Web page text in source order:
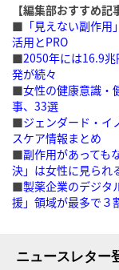
【編集部おすすめ記
■ 「見えない副作
活用とPRO
■2050年には16.9兆
発が続々
■女性の健康意識・
事、33選
■ジェンダード・
スケア情報まとめ
■副作用があっても
決」は女性に見られ
■製薬企業のデジタ
援」領域が最多で３
ニュースレター